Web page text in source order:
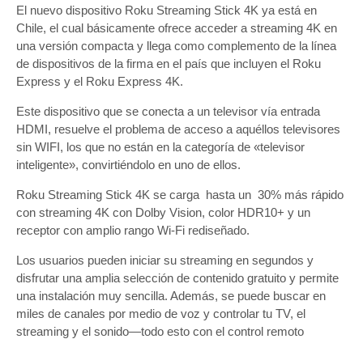
El nuevo dispositivo Roku Streaming Stick 4K ya está en
Chile, el cual básicamente ofrece acceder a streaming 4K en
una versión compacta y llega como complemento de la línea
de dispositivos de la firma en el país que incluyen el Roku
Express y el Roku Express 4K.
Este dispositivo que se conecta a un televisor vía entrada
HDMI, resuelve el problema de acceso a aquéllos televisores
sin WIFI, los que no están en la categoría de «televisor
inteligente», convirtiéndolo en uno de ellos.
Roku Streaming Stick 4K se carga hasta un 30% más rápido
con streaming 4K con Dolby Vision, color HDR10+ y un
receptor con amplio rango Wi-Fi rediseñado.
Los usuarios pueden iniciar su streaming en segundos y
disfrutar una amplia selección de contenido gratuito y permite
una instalación muy sencilla. Además, se puede buscar en
miles de canales por medio de voz y controlar tu TV, el
streaming y el sonido—todo esto con el control remoto